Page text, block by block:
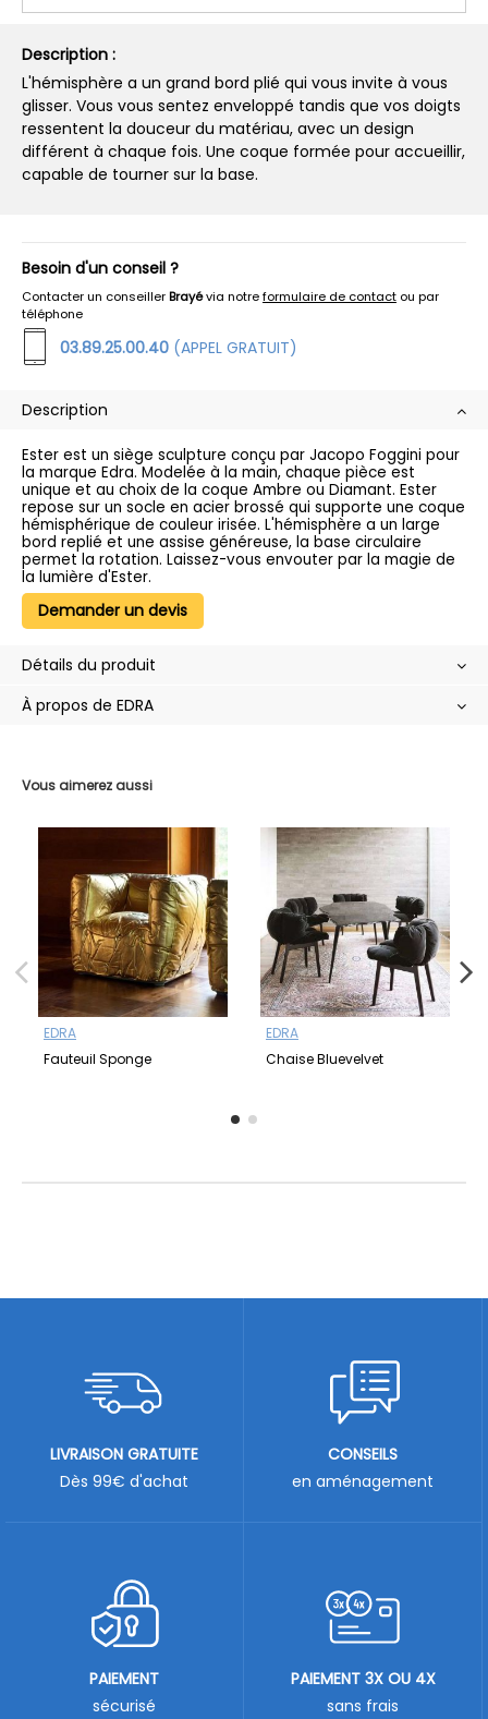
Description :
L'hémisphère a un grand bord plié qui vous invite à vous
glisser. Vous vous sentez enveloppé tandis que vos doigts
ressentent la douceur du matériau, avec un design
différent à chaque fois. Une coque formée pour accueillir,
capable de tourner sur la base.
Besoin d'un conseil ?
Contacter un conseillerBrayévia notreformulaire de contact ou par
téléphone
03.89.25.00.40 (APPEL GRATUIT)
Vous aimerez aussi
EDRA
Fauteuil Sponge
EDRA
Chaise Bluevelvet
Description
Ester est un siège sculpture conçu par Jacopo Foggini pour
la marque Edra. Modelée à la main, chaque pièce est
unique et au choix de la coque Ambre ou Diamant. Ester
repose sur un socle en acier brossé qui supporte une coque
hémisphérique de couleur irisée. L'hémisphère a un large
bord replié et une assise généreuse, la base circulaire
permet la rotation. Laissez-vous envouter par la magie de
la lumière d'Ester.
Demander un devis
Détails du produit
À propos de EDRA
LIVRAISON GRATUITE
Dès 99€ d'achat
CONSEILS
en aménagement
PAIEMENT
sécurisé
PAIEMENT 3X OU 4X
sans frais